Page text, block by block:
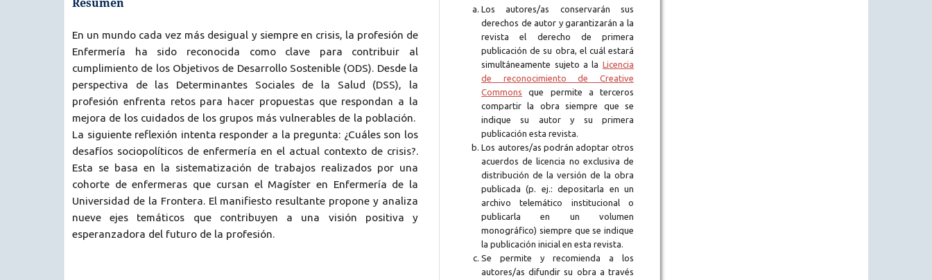
En un mundo cada vez más desigual y siempre en crisis, la profesión de
Enfermería ha sido reconocida como clave para contribuir al
cumplimiento de los Objetivos de Desarrollo Sostenible (ODS). Desde la
perspectiva de las Determinantes Sociales de la Salud (DSS), la
profesión enfrenta retos para hacer propuestas que respondan a la
mejora de los cuidados de los grupos más vulnerables de la población.
La siguiente reflexión intenta responder a la pregunta: ¿Cuáles son los
desafíos sociopolíticos de enfermería en el actual contexto de crisis?.
Esta se basa en la sistematización de trabajos realizados por una
cohorte de enfermeras que cursan el Magíster en Enfermería de la
Universidad de la Frontera. El manifiesto resultante propone y analiza
nueve ejes temáticos que contribuyen a una visión positiva y
esperanzadora del futuro de la profesión.
Los autores/as conservarán sus
derechos de autor y garantizarán a la
revista el derecho de primera
publicación de su obra, el cuál estará
simultáneamente sujeto a la Licencia
de reconocimiento de Creative
Commons que permite a terceros
compartir la obra siempre que se
indique su autor y su primera
publicación esta revista.
Los autores/as podrán adoptar otros
acuerdos de licencia no exclusiva de
distribución de la versión de la obra
publicada (p. ej.: depositarla en un
archivo telemático institucional o
publicarla en un volumen
monográfico) siempre que se indique
la publicación inicial en esta revista.
Se permite y recomienda a los
autores/as difundir su obra a través